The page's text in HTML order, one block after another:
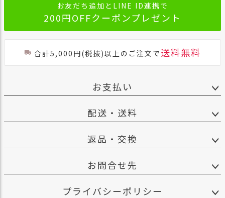
お友だち追加とLINE ID連携で
200円OFFクーポンプレゼント
合計5,000円(税抜)以上のご注文で 送料無料
お支払い
配送・送料
返品・交換
お問合せ先
プライバシーポリシー